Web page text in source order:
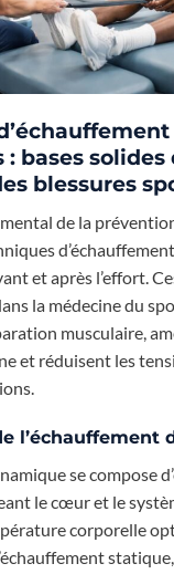
: bases solides
blessures
de la
et après l’effort.
la médecine du
musculaire,
et réduisent les
l’échauffement
se compose
le cœur et le
corporelle